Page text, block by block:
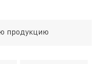
продукцию